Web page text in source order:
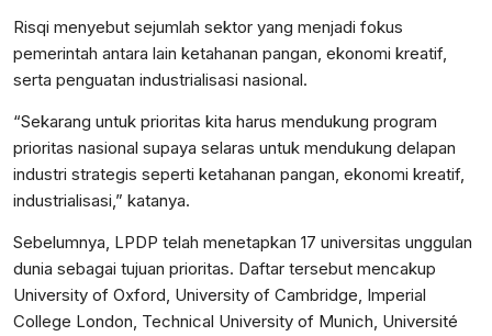
Risqi menyebut sejumlah sektor yang menjadi fokus
pemerintah antara lain ketahanan pangan, ekonomi kreatif,
serta penguatan industrialisasi nasional.
“Sekarang untuk prioritas kita harus mendukung program
prioritas nasional supaya selaras untuk mendukung delapan
industri strategis seperti ketahanan pangan, ekonomi kreatif,
industrialisasi,” katanya.
Sebelumnya, LPDP telah menetapkan 17 universitas unggulan
dunia sebagai tujuan prioritas. Daftar tersebut mencakup
University of Oxford, University of Cambridge, Imperial
College London, Technical University of Munich, Université